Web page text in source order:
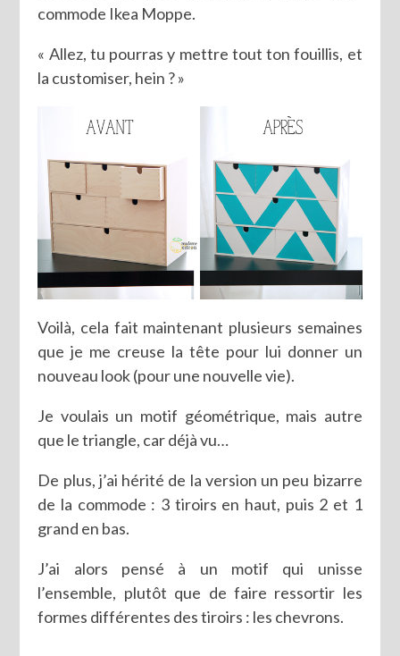
commode Ikea Moppe.
« Allez, tu pourras y mettre tout ton fouillis, et
la customiser, hein ? »
Voilà, cela fait maintenant plusieurs semaines
que je me creuse la tête pour lui donner un
nouveau look (pour une nouvelle vie).
Je voulais un motif géométrique, mais autre
que le triangle, car déjà vu…
De plus, j’ai hérité de la version un peu bizarre
de la commode : 3 tiroirs en haut, puis 2 et 1
grand en bas.
J’ai alors pensé à un motif qui unisse
l’ensemble, plutôt que de faire ressortir les
formes différentes des tiroirs : les chevrons.